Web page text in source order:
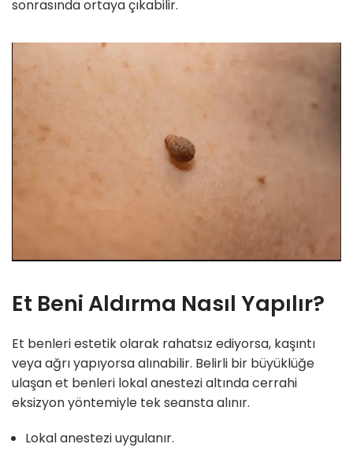
sonrasında ortaya çıkabilir.
Et Beni Aldırma Nasıl Yapılır?
Et benleri estetik olarak rahatsız ediyorsa, kaşıntı
veya ağrı yapıyorsa alınabilir. Belirli bir büyüklüğe
ulaşan et benleri lokal anestezi altında cerrahi
eksizyon yöntemiyle tek seansta alınır.
Lokal anestezi uygulanır.